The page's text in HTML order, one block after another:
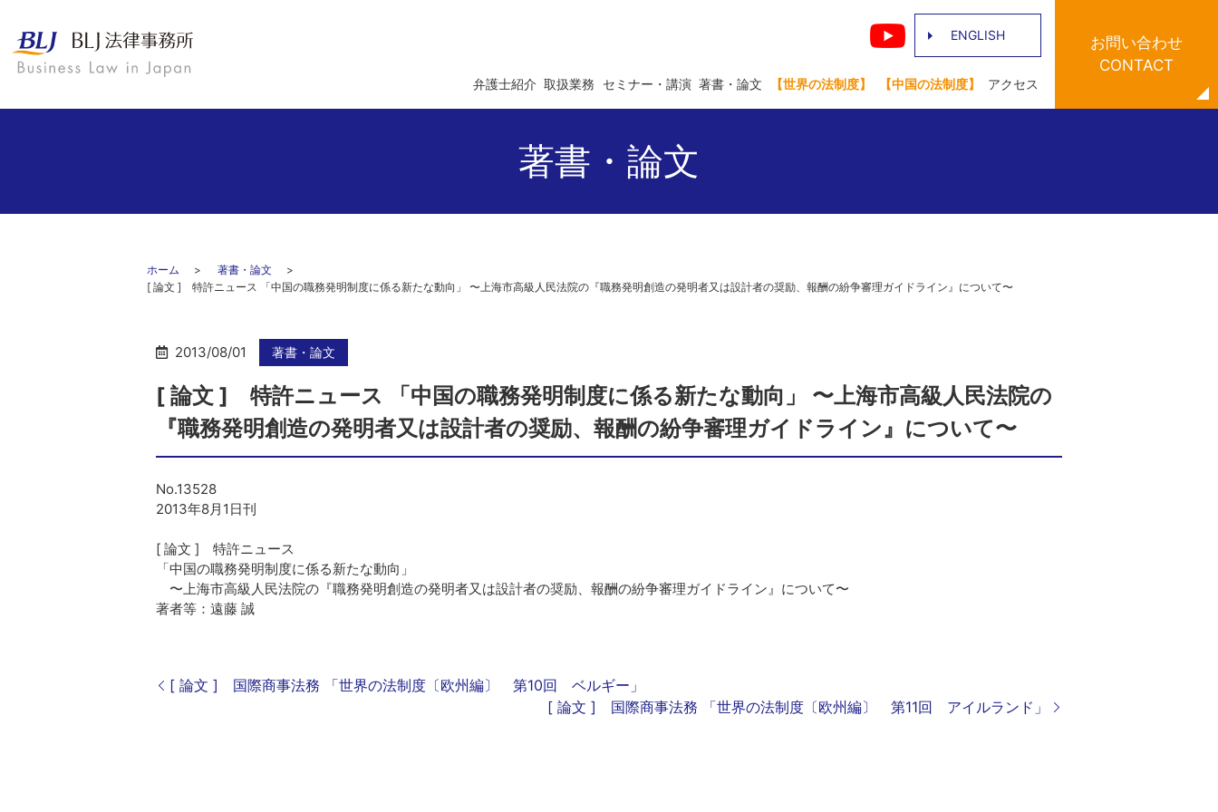
弁護士紹介 取扱業務 セミナー・講演 著書・論文 【世界の法制度】 【中国の法制度】 アクセス
ENGLISH
お問い合わせ
CONTACT
著書・論文
ホーム
著書・論文
[ 論文 ] 特許ニュース 「中国の職務発明制度に係る新たな動向」 〜上海市高級人民法院の『職務発明創造の発明者又は設計者の奨励、報酬の紛争審理ガイドライン』について〜
2013/08/01 著書・論文
[ 論文 ] 特許ニュース 「中国の職務発明制度に係る新たな動向」 〜上海市高級人民法院の
『職務発明創造の発明者又は設計者の奨励、報酬の紛争審理ガイドライン』について〜
No.13528
2013年8月1日刊
[ 論文 ] 特許ニュース
「中国の職務発明制度に係る新たな動向」
〜上海市高級人民法院の『職務発明創造の発明者又は設計者の奨励、報酬の紛争審理ガイドライン』について〜
著者等：遠藤 誠
[ 論文 ] 国際商事法務 「世界の法制度〔欧州編〕 第10回 ベルギー」
[ 論文 ] 国際商事法務 「世界の法制度〔欧州編〕 第11回 アイルランド」